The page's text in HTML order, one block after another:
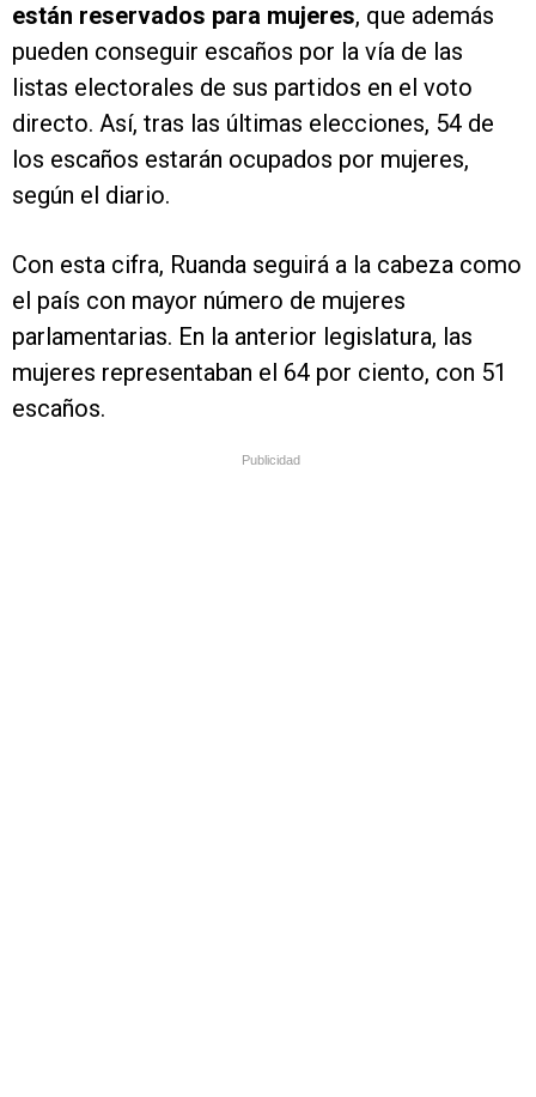
están reservados para mujeres, que además
pueden conseguir escaños por la vía de las
listas electorales de sus partidos en el voto
directo. Así, tras las últimas elecciones, 54 de
los escaños estarán ocupados por mujeres,
según el diario.
Con esta cifra, Ruanda seguirá a la cabeza como
el país con mayor número de mujeres
parlamentarias. En la anterior legislatura, las
mujeres representaban el 64 por ciento, con 51
escaños.
Publicidad